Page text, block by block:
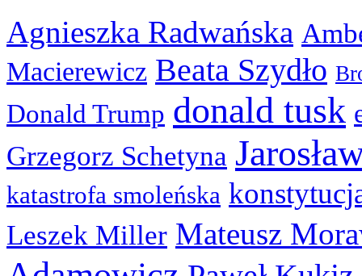
Agnieszka Radwańska
Macierewicz Beata Szydło
Donald Trump donald tusk
Grzegorz Schetyna
katastrofa smoleńska
Leszek Miller Mateusz